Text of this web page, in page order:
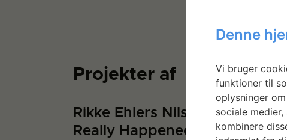
Projekter af
Rikke Ehlers Nilsson: How it
Really Happened
Denne
Vi bruger
funktioner til
oplysninger
sociale
kombinere